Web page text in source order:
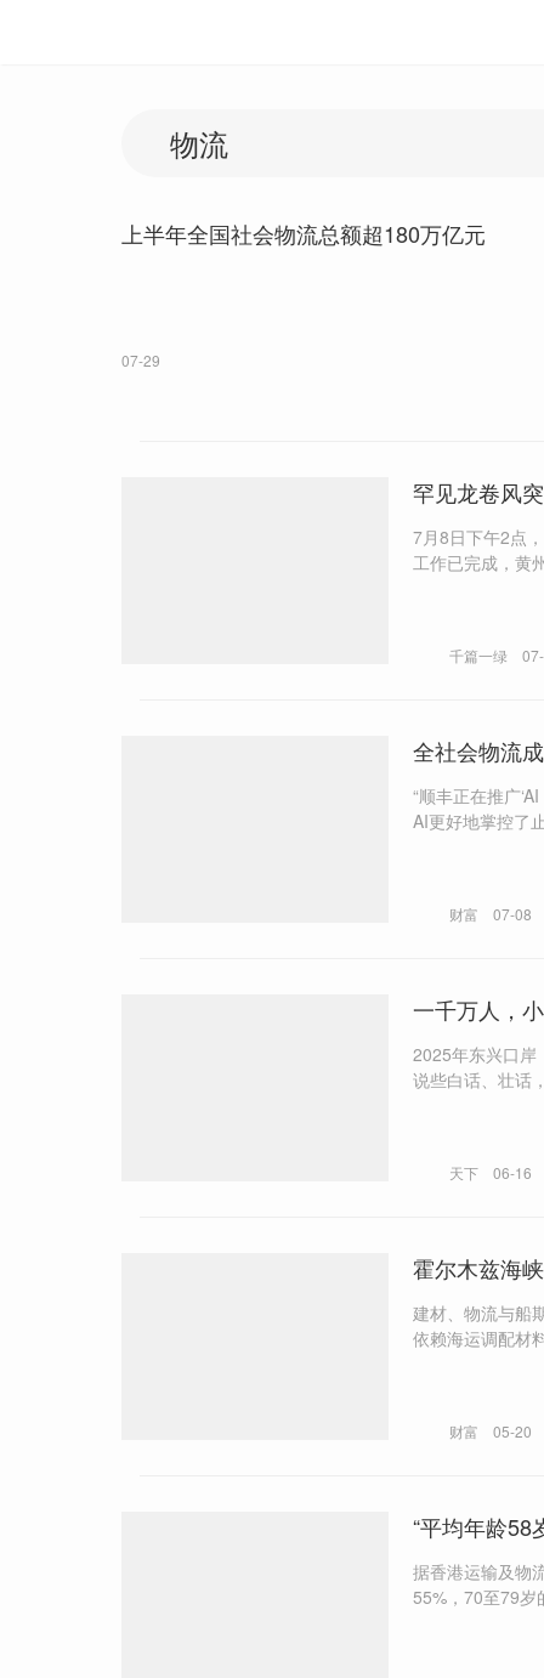
上半年全国社会物流总额超180万亿元
07-29
罕见龙卷风
7月8日下午2点
工作已完成，黄
千篇一绿
全社会物流
“顺丰正在推广‘AI First’
财富 07-08
一千万人，
2025年东兴口岸
说些白话、壮话，
天下 06-16
霍尔木兹海
建材、物流与船期，任
财富 05-20
“平均年龄58
据香港运输及物
55%，70至79岁的的士司机亦有约3万人。 他